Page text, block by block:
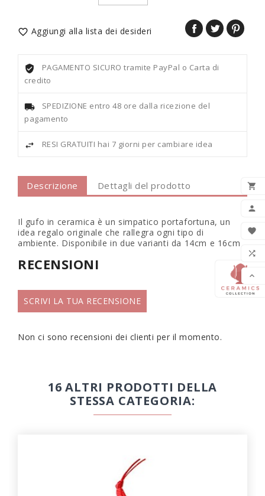





 Aggiungi alla lista dei desideri
PAGAMENTO SICURO tramite PayPal o Carta di
credito
SPEDIZIONE entro 48 ore dalla ricezione del
pagamento
RESI GRATUITI hai 7 giorni per cambiare idea
Descrizione Dettagli del prodotto
Il gufo in ceramica è un simpatico portafortuna, un
idea regalo originale che rallegra ogni tipo di
ambiente. Disponibile in due varianti da 14cm e 16cm
RECENSIONI
SCRIVI LA TUA RECENSIONE
Non ci sono recensioni dei clienti per il momento.
16 ALTRI PRODOTTI DELLA
STESSA CATEGORIA: